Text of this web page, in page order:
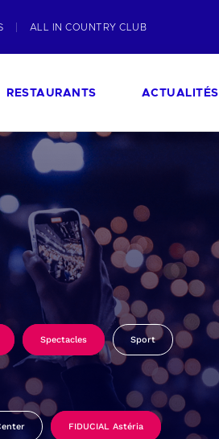
ALL IN COUNTRY CLUB
RESTAURANTS ACTUALITÉS
Spectacles Sport
FIDUCIAL Astéria